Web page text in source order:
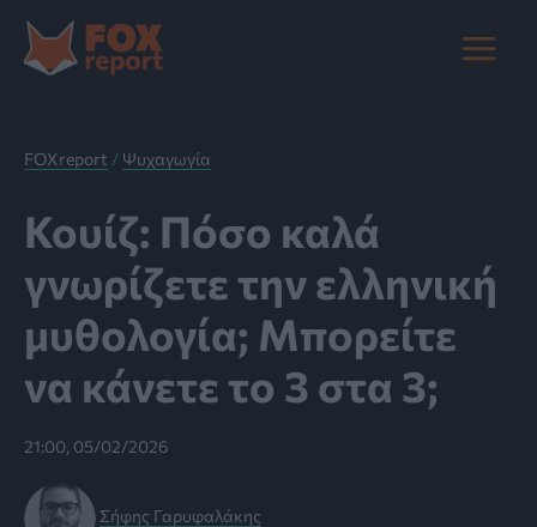
στο
περιεχόμενο
Main
FOXreport / Ψυχαγωγία
Κουίζ: Πόσο καλά
γνωρίζετε την ελληνική
μυθολογία; Μπορείτε
να κάνετε το 3 στα 3;
21:00, 05/02/2026
Σήφης Γαρυφαλάκης